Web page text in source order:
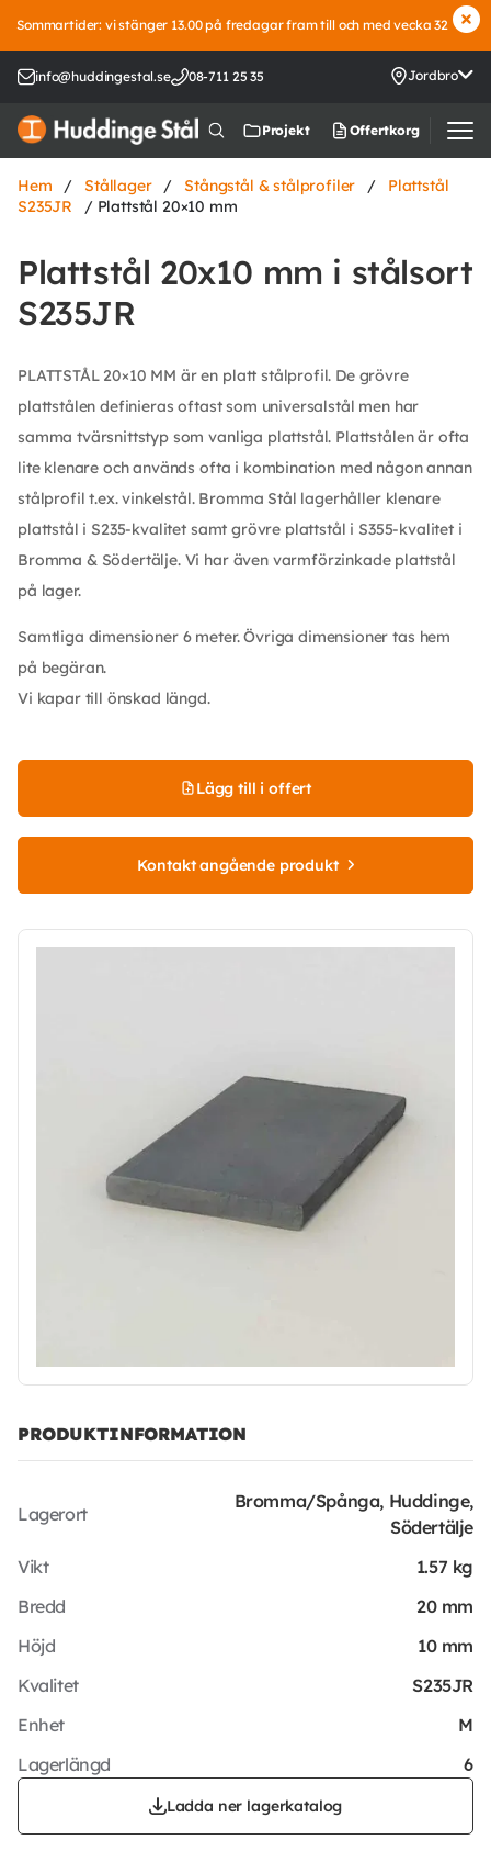
Sommartider: vi stänger 13.00 på fredagar fram till och med vecka 32
info@huddingestal.se 08-711 25 35 Jordbro
Projekt Offertkorg
Hem / Stållager / Stångstål & stålprofiler /
Plattstål
S235JR
/ Plattstål 20×10 mm
Plattstål 20x10 mm i stålsort
S235JR
PLATTSTÅL 20×10 MM är en platt stålprofil. De grövre
plattstålen definieras oftast som universalstål men har
samma tvärsnittstyp som vanliga plattstål. Plattstålen är ofta
lite klenare och används ofta i kombination med någon annan
stålprofil t.ex. vinkelstål. Bromma Stål lagerhåller klenare
plattstål i S235-kvalitet samt grövre plattstål i S355-kvalitet i
Bromma & Södertälje. Vi har även varmförzinkade plattstål
på lager.
Samtliga dimensioner 6 meter. Övriga dimensioner tas hem
på begäran.
Vi kapar till önskad längd.
Lägg till i offert
Kontakt angående produkt
PRODUKTINFORMATION
Lagerort
Bromma/Spånga, Huddinge,
Södertälje
Vikt
1.57 kg
Bredd
20 mm
Höjd
10 mm
Kvalitet
S235JR
Enhet
M
Lagerlängd
6
Ladda ner lagerkatalog